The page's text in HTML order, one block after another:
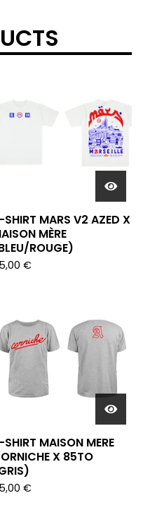
MARS V2 AZED X
MÈRE
ROUGE)
€
MAISON MERE
X 85TO
€